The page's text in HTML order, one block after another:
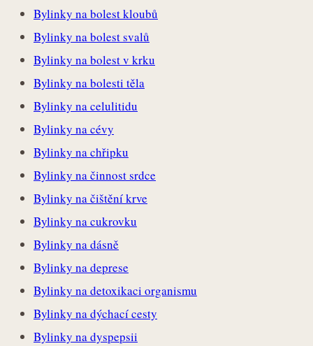
Bylinky na bolest kloubů
Bylinky na bolest svalů
Bylinky na bolest v krku
Bylinky na bolesti těla
Bylinky na celulitidu
Bylinky na cévy
Bylinky na chřipku
Bylinky na činnost srdce
Bylinky na čištění krve
Bylinky na cukrovku
Bylinky na dásně
Bylinky na deprese
Bylinky na detoxikaci organismu
Bylinky na dýchací cesty
Bylinky na dyspepsii